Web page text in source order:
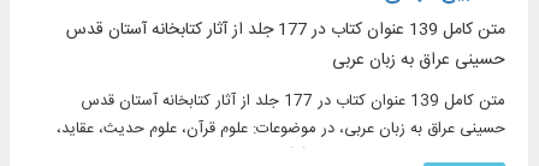
متن کامل 139 عنوان کتاب در 177 جلد از آثار کتابخانه آستان قدس
حسینی عراق به زبان عربی
متن کامل 139 عنوان کتاب در 177 جلد از آثار کتابخانه آستان قدس
حسینی عراق به زبان عربی، در موضوعات: علوم قرآن، علوم حدیث، عقاید،
اخلاق، معارف اسلامی، اهل‌بیت(ع) ...